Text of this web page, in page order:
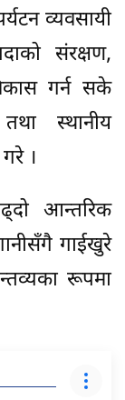
व्यवसायी
संरक्षण,
गर्न सके
स्थानीय
।
आन्तरिक
गाईखुरे
रूपमा